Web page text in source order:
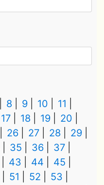
8 9 10
11
17 18 19
20
26 27 28
29
35 36
37
43 44
45
51 52
53